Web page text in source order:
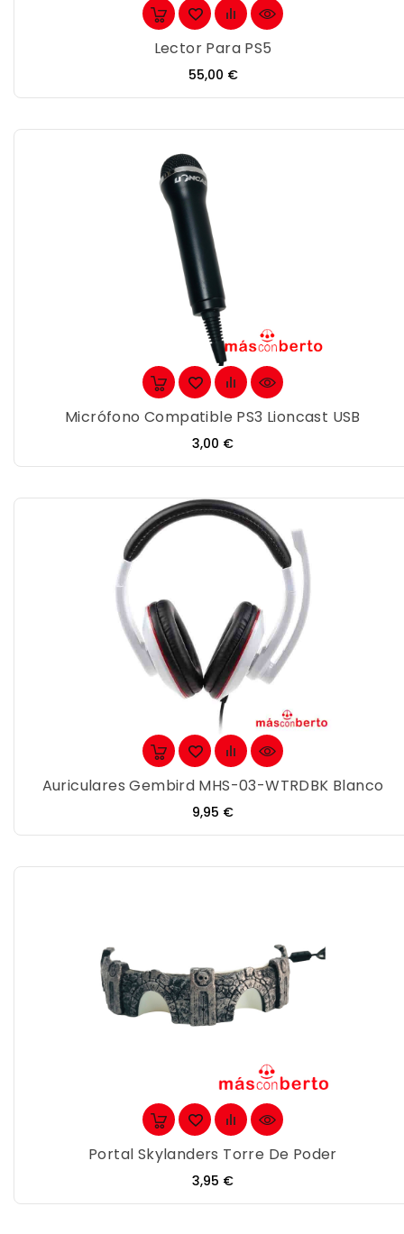
Lector Para PS5
Precio
55,00 €
Micrófono Compatible PS3 Lioncast USB
Precio
3,00 €
Auriculares Gembird MHS-03-WTRDBK Blanco
Precio
9,95 €
Portal Skylanders Torre De Poder
Precio
3,95 €